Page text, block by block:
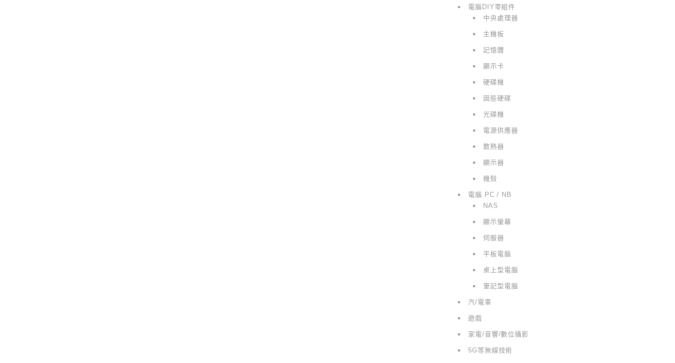
電腦DIY零組件
中央處理器
主機板
記憶體
顯示卡
硬碟機
固態硬碟
光碟機
電源供應器
散熱器
顯示器
機殼
電腦 PC / NB
NAS
顯示螢幕
伺服器
平板電腦
桌上型電腦
筆記型電腦
汽/電車
遊戲
家電/音響/數位攝影
5G等無線技術